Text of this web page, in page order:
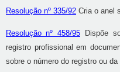
Resolução nº 335/92 Cria o anel
Resolução nº 458/95
Dispõe
registro profissional em
sobre o número do registro ou